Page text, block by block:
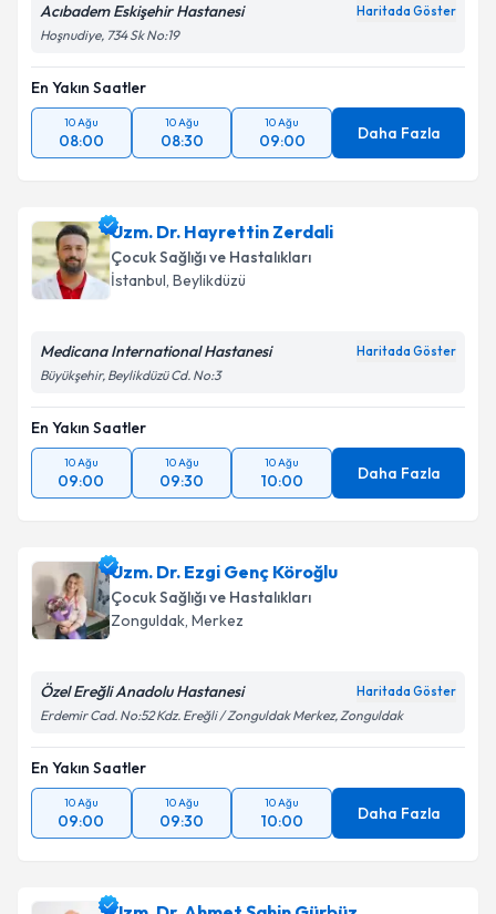
Acıbadem Eskişehir Hastanesi Haritada Göster
Hoşnudiye, 734 Sk No:19
En Yakın Saatler
10 Ağu
08:00
10 Ağu
08:30
10 Ağu
09:00 Daha Fazla
Uzm. Dr. Hayrettin Zerdali
Çocuk Sağlığı ve Hastalıkları
İstanbul, Beylikdüzü
Medicana International Hastanesi Haritada Göster
Büyükşehir, Beylikdüzü Cd. No:3
En Yakın Saatler
10 Ağu
09:00
10 Ağu
09:30
10 Ağu
10:00 Daha Fazla
Uzm. Dr. Ezgi Genç Köroğlu
Çocuk Sağlığı ve Hastalıkları
Zonguldak, Merkez
Özel Ereğli Anadolu Hastanesi Haritada Göster
Erdemir Cad. No:52 Kdz. Ereğli / Zonguldak Merkez, Zonguldak
En Yakın Saatler
10 Ağu
09:00
10 Ağu
09:30
10 Ağu
10:00 Daha Fazla